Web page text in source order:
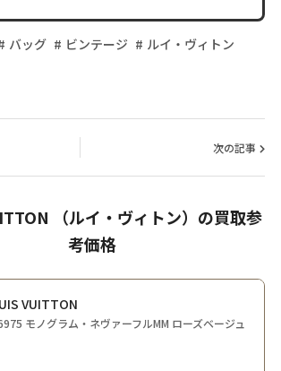
バッグ ビンテージ
ルイ・ヴィトン
次の記事
（ルイ・ヴィトン）の買取参
考価格
VUITTON
モノグラム・ネヴァーフルMM ローズベージュ